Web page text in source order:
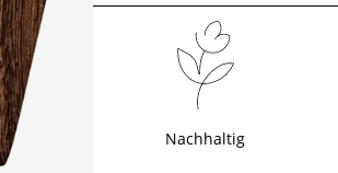
Nachhaltig